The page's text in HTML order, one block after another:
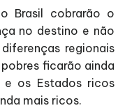
Brasil cobrarão o
no destino e não
regionais
ficarão ainda
e os Estados ricos
mais ricos.